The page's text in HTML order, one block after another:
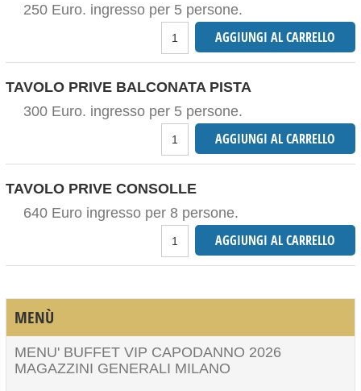
250 Euro. ingresso per 5 persone.
TAVOLO PRIVE BALCONATA PISTA
300 Euro. ingresso per 5 persone.
TAVOLO PRIVE CONSOLLE
640 Euro ingresso per 8 persone.
MENÙ
MENU' BUFFET VIP CAPODANNO 2026
MAGAZZINI GENERALI MILANO